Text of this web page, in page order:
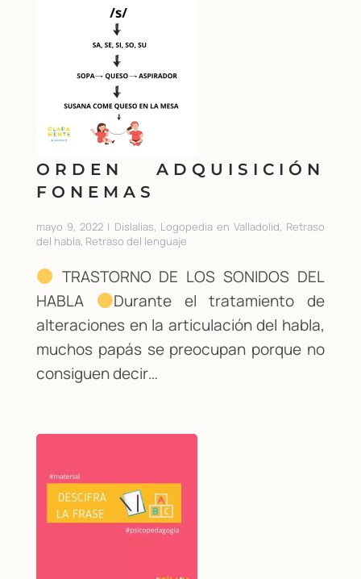
ORDEN ADQUISICIÓN
FONEMAS
mayo 9, 2022 | Dislalias, Logopedia en Valladolid, Retraso
del habla, Retraso del lenguaje
TRASTORNO DE LOS SONIDOS DEL
HABLA
Durante el tratamiento de
alteraciones en la articulación del habla,
muchos papás se preocupan porque no
consiguen decir…